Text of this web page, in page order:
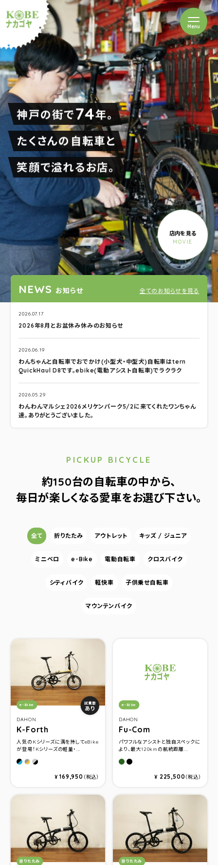
ルショップナカゴヤ
Menuを開閉
神戸の街で74年。
たくさんの自転車と
笑顔で溢れるお店。
店内を見る
MOVIE
NEWS お知らせ
2026.07.17
2026年8月とお盆休み休みのお知らせ
2026.06.19
わんちゃんと自転車でおでかけ(小型犬・中型犬)自転車はtern
QuickHaul D8です。ebike(電動アシスト自転車)でラクラク
2026.05.29
わんわんマルシェ2026メリケンパーク5/2に来てくれたワンちゃん
達。ありがとうございました。
全てのお知らせを見る
PICKUP BICYCLE
約150台の自転車の中から、
毎日が楽しくなる愛車をお選び下さい。
カテゴリー
全て
折りたたみ アウトレット キッズ / ジュニア
ミニベロ e-Bike 電動自転車 クロスバイク
シティバイク 軽快車 子供乗せ自転車
マウンテンバイク
DAHON
K-Forth
カテゴリ：
e-Bike 試乗車
あり
人気のKシリーズに満を持してeBike
が登場！Kシリーズの軽量・...
Ocean Blue
Sunset Orange
Ice Breeze
¥169,950 （税込）
DAHON
Fu-Com
カテゴリ：
e-Bike
パワフルなアシストと独自スペックに
より、最大120kmの航続距離...
カーキ
マットブラック
¥ 225,500（税込）
カテゴリ：
折りたたみ カテゴリ：
折りたたみ